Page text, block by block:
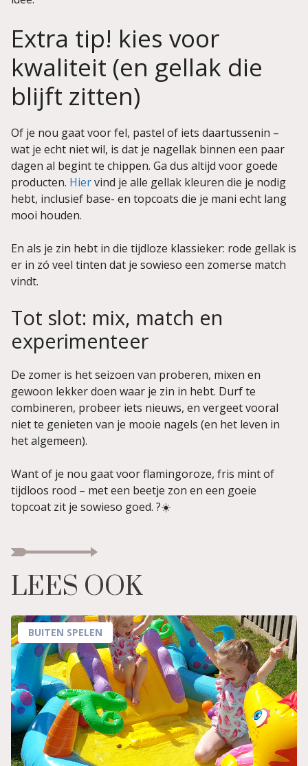
Extra tip! kies voor
kwaliteit (en gellak die
blijft zitten)
Of je nou gaat voor fel, pastel of iets daartussenin –
wat je echt niet wil, is dat je nagellak binnen een paar
dagen al begint te chippen. Ga dus altijd voor goede
producten. Hiervind je alle gellak kleuren die je nodig
hebt, inclusief base- en topcoats die je mani echt lang
mooi houden.
En als je zin hebt in die tijdloze klassieker: rode gellak is
er in zó veel tinten dat je sowieso een zomerse match
vindt.
Tot slot: mix, match en
experimenteer
De zomer is het seizoen van proberen, mixen en
gewoon lekker doen waar je zin in hebt. Durf te
combineren, probeer iets nieuws, en vergeet vooral
niet te genieten van je mooie nagels (en het leven in
het algemeen).
Want of je nou gaat voor flamingoroze, fris mint of
tijdloos rood – met een beetje zon en een goeie
topcoat zit je sowieso goed. ?☀️
LEES OOK
BUITEN SPELEN